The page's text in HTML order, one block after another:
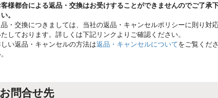
様都合による返品・交換はお受けすることができませんのでご了承
。
・交換につきましては、当社の返品・キャンセルポリシーに則り対
しております。詳しくは下記リンクよりご確認ください。
い返品・キャンセルの方法は返品・キャンセルについてをご覧くだ
お問合せ先